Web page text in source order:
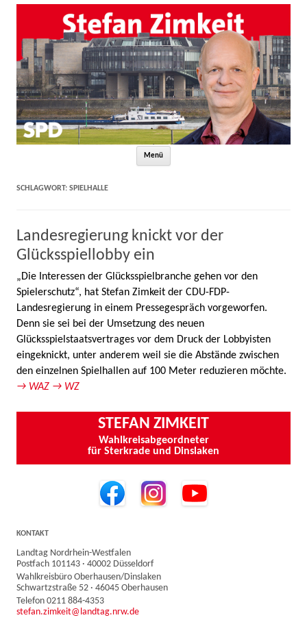
Menü
SCHLAGWORT: SPIELHALLE
Landesregierung knickt vor der
Glücksspiellobby ein
„Die Interessen der Glücksspielbranche gehen vor den
Spielerschutz“, hat Stefan Zimkeit der CDU-FDP-
Landesregierung in einem Pressegespräch vorgeworfen.
Denn sie sei bei der Umsetzung des neuen
Glücksspielstaatsvertrages vor dem Druck der Lobbyisten
eingeknickt, unter anderem weil sie die Abstände zwischen
den einzelnen Spielhallen auf 100 Meter reduzieren möchte.
→ WAZ → WZ
STEFAN ZIMKEIT
Wahlkreisabgeordneter
für Sterkrade und Dinslaken
KONTAKT
Landtag Nordrhein-Westfalen
Postfach 101143 · 40002 Düsseldorf
Wahlkreisbüro Oberhausen/Dinslaken
Schwartzstraße 52 · 46045 Oberhausen
Telefon 0211 884-4353
stefan.zimkeit@landtag.nrw.de